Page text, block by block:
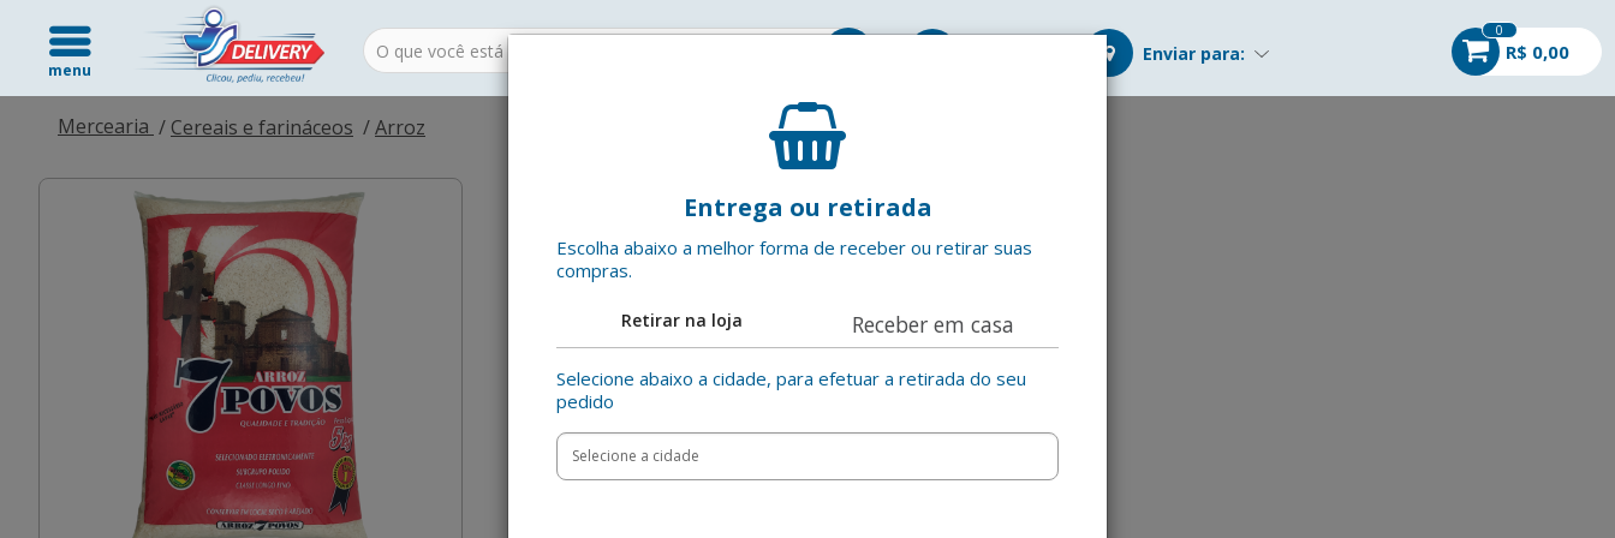
menu
Enviar para:
0
R$ 0,00
Entrega ou retirada
Escolha abaixo a melhor forma de receber ou retirar suas
compras.
Retirar na loja Receber em casa
Selecione abaixo a cidade, para efetuar a retirada do seu
pedido
Mercearia Cereais e farináceos Arroz
Arroz 7 Povos Pacote 5kg
Add
to
cart
Product
ActionsAdicionar